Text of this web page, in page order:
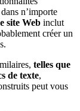
n’importe
site Web inclut
créer un
telles que
de texte,
peut vous